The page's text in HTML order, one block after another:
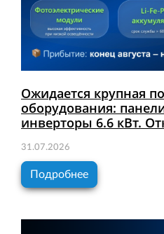
Ожидается крупная
оборудования:
инверторы 6.6 кВт.
31.07.2026
Подробнее